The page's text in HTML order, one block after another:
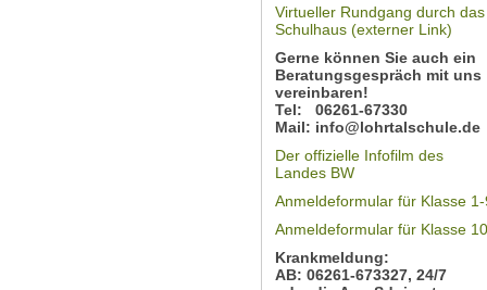
Virtueller Rundgang durch das
Schulhaus (externer Link)
Gerne können Sie auch ein
Beratungsgespräch mit uns
vereinbaren!
Tel: 06261-67330
Mail: info@lohrtalschule.de
Der offizielle Infofilm des
Landes BW
Anmeldeformular für Klasse
Anmeldeformular für Klasse 10
Krankmeldung:
AB: 06261-673327, 24/7